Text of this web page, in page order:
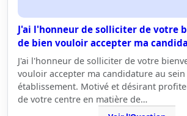
J'ai l'honneur de solliciter de votre
de bien vouloir accepter ma
J'ai l'honneur de solliciter de votre
vouloir accepter ma candidature au
établissement. Motivé et désirant
de votre centre en matière de…